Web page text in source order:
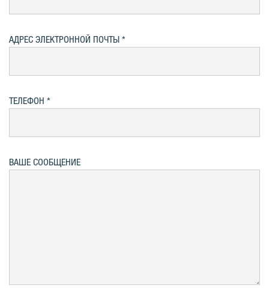
АДРЕС ЭЛЕКТРОННОЙ ПОЧТЫ
ТЕЛЕФОН
ВАШЕ СООБЩЕНИЕ